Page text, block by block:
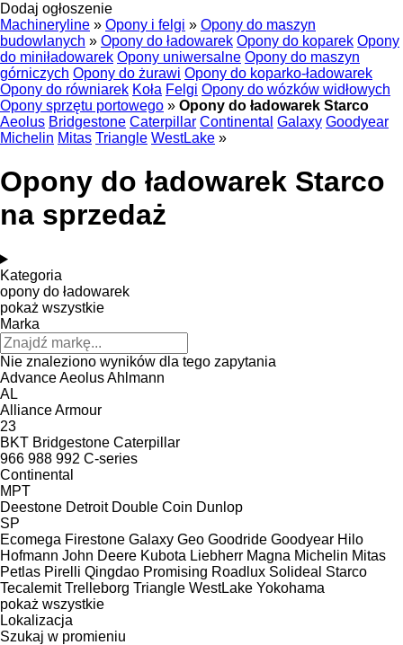
Dodaj ogłoszenie
Machineryline » Opony i felgi » Opony do maszyn
budowlanych » Opony do ładowarek Opony do koparek Opony
do miniładowarek Opony uniwersalne Opony do maszyn
górniczych Opony do żurawi Opony do koparko-ładowarek
Opony do równiarek Koła Felgi Opony do wózków widłowych
Opony sprzętu portowego » Opony do ładowarek Starco
Aeolus Bridgestone Caterpillar Continental Galaxy Goodyear
Michelin Mitas Triangle WestLake »
Opony do ładowarek Starco
na sprzedaż
Kategoria
opony do ładowarek
pokaż wszystkie
Marka
Nie znaleziono wyników dla tego zapytania
AdvanceAeolusAhlmann
AL
AllianceArmour
23
BKT Bridgestone Caterpillar
966 988 992 C-series
Continental
MPT
Deestone Detroit Double Coin Dunlop
SP
Ecomega Firestone Galaxy Geo Goodride Goodyear Hilo
Hofmann John Deere Kubota Liebherr Magna Michelin Mitas
Petlas Pirelli Qingdao Promising Roadlux Solideal Starco
Tecalemit Trelleborg Triangle WestLake Yokohama
pokaż wszystkie
Lokalizacja
Szukaj w promieniu